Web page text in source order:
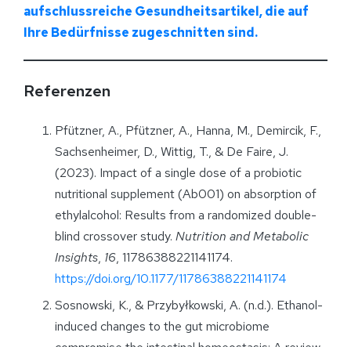
aufschlussreiche Gesundheitsartikel, die auf
Ihre Bedürfnisse zugeschnitten sind.
Referenzen
Pfützner, A., Pfützner, A., Hanna, M., Demircik, F.,
Sachsenheimer, D., Wittig, T., & De Faire, J.
(2023). Impact of a single dose of a probiotic
nutritional supplement (Ab001) on absorption of
ethylalcohol: Results from a randomized double-
blind crossover study. Nutrition and Metabolic
Insights, 16, 11786388221141174.
https://doi.org/10.1177/11786388221141174
Sosnowski, K., & Przybyłkowski, A. (n.d.). Ethanol-
induced changes to the gut microbiome